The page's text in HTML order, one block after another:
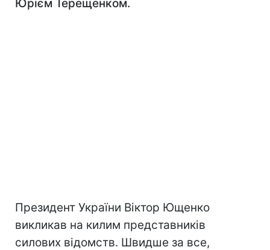
Юрієм Терещенком.
Президент України Віктор Ющенко
викликав на килим представників
силових відомств. Швидше за все,